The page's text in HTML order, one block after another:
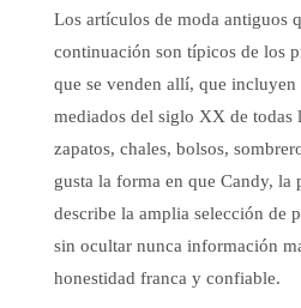
Los artículos de moda antiguos
continuación son típicos de los
que se venden allí, que incluyen
mediados del siglo XX de todas
zapatos, chales, bolsos,
gusta la forma en que Candy, la
describe la amplia selección de
sin ocultar nunca información
honestidad franca y confiable.